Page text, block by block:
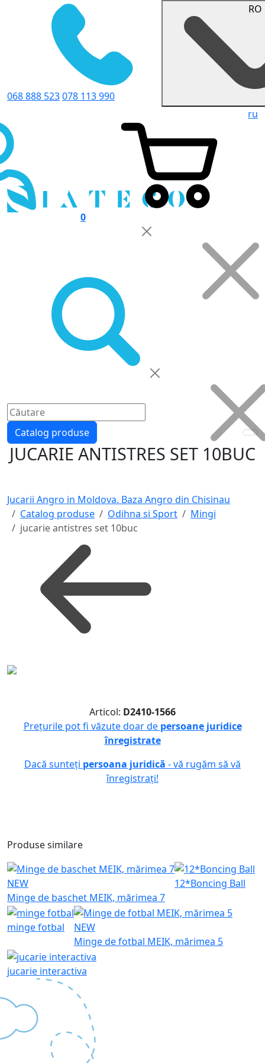
068 888 523078 113 990
ru
0
Catalog produse
JUCARIE ANTISTRES SET 10BUC
Jucarii Angro in Moldova. Baza Angro din Chisinau
Catalog produse
Odihna si Sport
Mingi
jucarie antistres set 10buc
Articol: D2410-1566
Prețurile pot fi văzute doar de persoane juridice
înregistrate
Dacă sunteți persoana juridică - vă rugăm să vă
înregistrați!
Produse similare
NEW
Minge de baschet MEIK, mărimea 7
12*Boncing Ball
minge fotbal
NEW
Minge de fotbal MEIK, mărimea 5
jucarie interactiva